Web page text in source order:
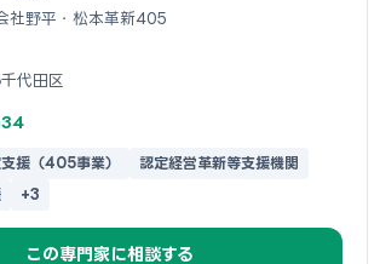
社野平・松本革新405
代田区
援（405事業）
認定経営革新等支援機関
+3
この専門家に相談する